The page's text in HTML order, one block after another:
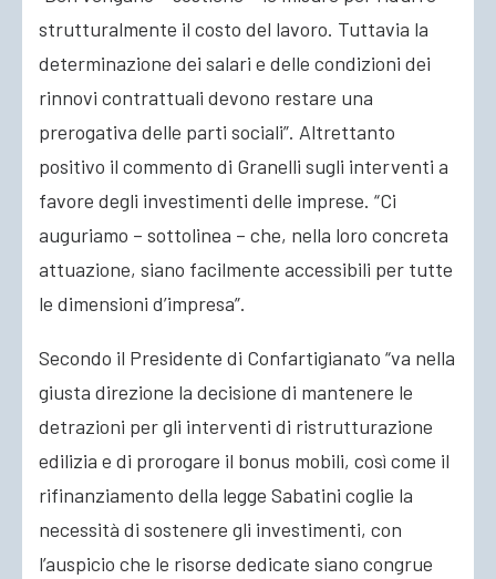
strutturalmente il costo del lavoro. Tuttavia la
determinazione dei salari e delle condizioni dei
rinnovi contrattuali devono restare una
prerogativa delle parti sociali”. Altrettanto
positivo il commento di Granelli sugli interventi a
favore degli investimenti delle imprese. “Ci
auguriamo – sottolinea – che, nella loro concreta
attuazione, siano facilmente accessibili per tutte
le dimensioni d’impresa”.
Secondo il Presidente di Confartigianato “va nella
giusta direzione la decisione di mantenere le
detrazioni per gli interventi di ristrutturazione
edilizia e di prorogare il bonus mobili, così come il
rifinanziamento della legge Sabatini coglie la
necessità di sostenere gli investimenti, con
l’auspicio che le risorse dedicate siano congrue